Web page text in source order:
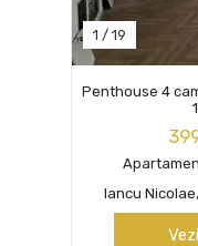
1 / 19
Penthouse 4
Iancu